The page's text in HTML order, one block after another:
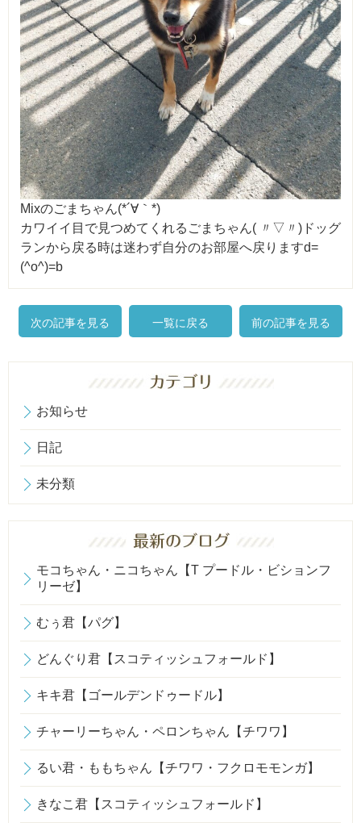
Mixのごまちゃん(*´∀｀*)
カワイイ目で見つめてくれるごまちゃん( 〃▽〃)ドッグ
ランから戻る時は迷わず自分のお部屋へ戻りますd=
(^o^)=b
次の記事を見る 一覧に戻る 前の記事を見る
お知らせ
日記
未分類
モコちゃん・ニコちゃん【T プードル・ビションフ
リーゼ】
むぅ君【パグ】
どんぐり君【スコティッシュフォールド】
キキ君【ゴールデンドゥードル】
チャーリーちゃん・ペロンちゃん【チワワ】
るい君・ももちゃん【チワワ・フクロモモンガ】
きなこ君【スコティッシュフォールド】